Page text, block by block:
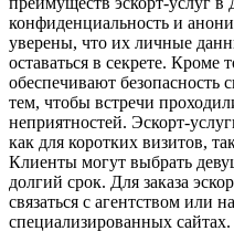
конфиденциальность и
уверены, что их личные
оставаться в секрете. Кроме
обеспечивают безопасность
тем, чтобы встречи
неприятностей. Эскорт-
как для коротких визитов,
Клиенты могут выбрать
долгий срок. Для заказа
связаться с агентством или
специализированных